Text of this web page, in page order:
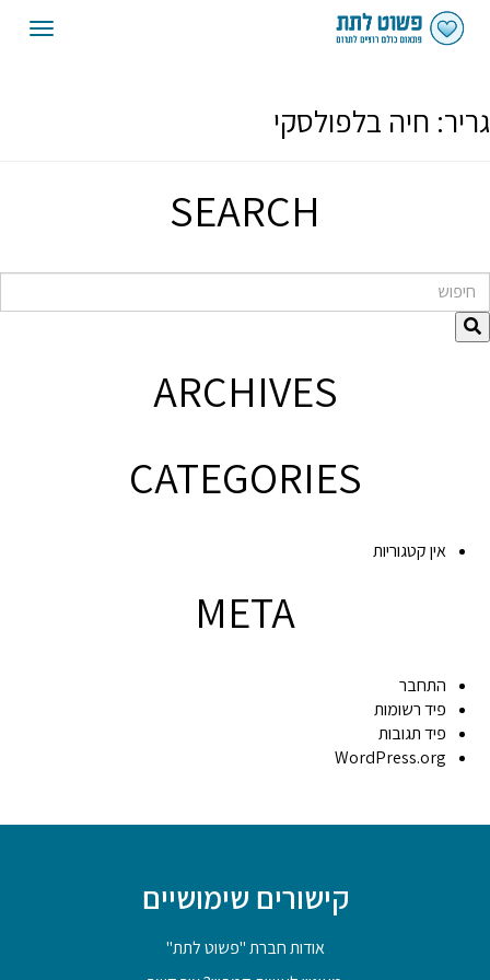
גריר: חיה בלפולסקי
SEARCH
חיפוש
ARCHIVES
CATEGORIES
אין קטגוריות
META
התחבר
פיד רשומות
פיד תגובות
WordPress.org
קישורים שימושיים
אודות חברת "פשוט לתת"